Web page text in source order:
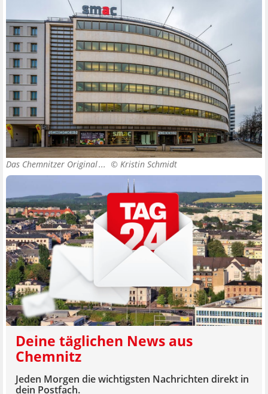
Das Chemnitzer Original ... © Kristin Schmidt
Deine täglichen News aus
Chemnitz
Jeden Morgen die wichtigsten Nachrichten direkt in
dein Postfach.